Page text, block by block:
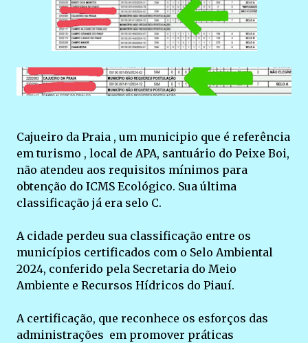
Cajueiro da Praia , um municipio que é referência
em turismo , local de APA, santuário do Peixe Boi,
não atendeu aos requisitos mínimos para
obtenção do ICMS Ecológico. Sua última
classificação já era selo C.
A cidade perdeu sua classificação entre os
municípios certificados com o Selo Ambiental
2024, conferido pela Secretaria do Meio
Ambiente e Recursos Hídricos do Piauí.
A certificação, que reconhece os esforços das
administrações em promover práticas